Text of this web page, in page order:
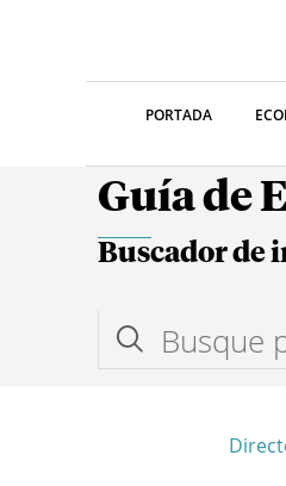
PORTADA
Guía de
Buscador de